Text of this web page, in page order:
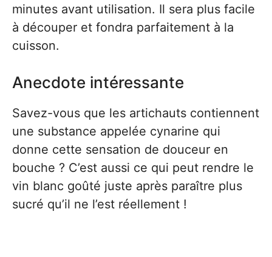
minutes avant utilisation. Il sera plus facile
à découper et fondra parfaitement à la
cuisson.
Anecdote intéressante
Savez-vous que les artichauts contiennent
une substance appelée cynarine qui
donne cette sensation de douceur en
bouche ? C’est aussi ce qui peut rendre le
vin blanc goûté juste après paraître plus
sucré qu’il ne l’est réellement !